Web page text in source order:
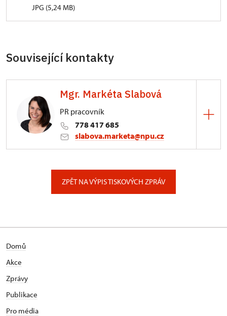
JPG (5,24 MB)
Související kontakty
Mgr. Markéta Slabová
PR pracovník
778 417 685
slabova.marketa@npu.cz
ZPĚT NA VÝPIS TISKOVÝCH ZPRÁV
Domů
Akce
Zprávy
Publikace
Pro média